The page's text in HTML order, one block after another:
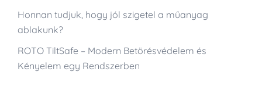
Honnan tudjuk, hogy jól szigetel a műanyag
ablakunk?
ROTO TiltSafe – Modern Betörésvédelem és
Kényelem egy Rendszerben